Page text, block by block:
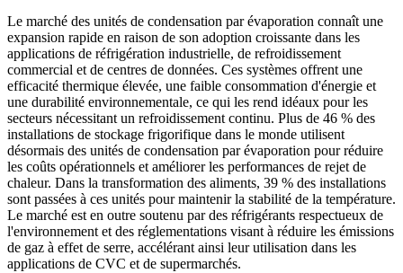
Le marché des unités de condensation par évaporation connaît une
expansion rapide en raison de son adoption croissante dans les
applications de réfrigération industrielle, de refroidissement
commercial et de centres de données. Ces systèmes offrent une
efficacité thermique élevée, une faible consommation d'énergie et
une durabilité environnementale, ce qui les rend idéaux pour les
secteurs nécessitant un refroidissement continu. Plus de 46 % des
installations de stockage frigorifique dans le monde utilisent
désormais des unités de condensation par évaporation pour réduire
les coûts opérationnels et améliorer les performances de rejet de
chaleur. Dans la transformation des aliments, 39 % des installations
sont passées à ces unités pour maintenir la stabilité de la température.
Le marché est en outre soutenu par des réfrigérants respectueux de
l'environnement et des réglementations visant à réduire les émissions
de gaz à effet de serre, accélérant ainsi leur utilisation dans les
applications de CVC et de supermarchés.